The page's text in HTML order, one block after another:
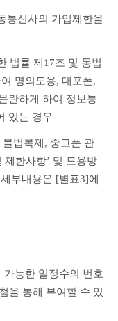
통신사의 가입제한을
법률 제17조 및 동법
명의도용, 대포폰,
란하게 하여 정보통
있는 경우
제한사항’ 및 도용방
부내용은 [별표3]에
능한 일정수의 번호
을 통해 부여할 수 있